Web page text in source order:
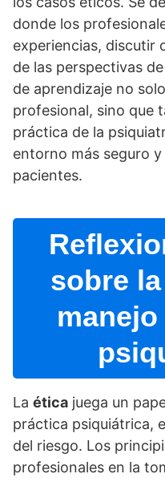
donde los
experiencias, discutir
de las perspectivas
de aprendizaje no
profesional, sino que
práctica de la
entorno más seguro
pacientes.
sobre
La ética juega un
práctica psiquiátrica,
del riesgo. Los
profesionales en la